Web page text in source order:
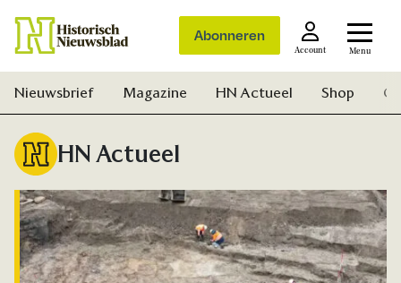
Abonneren
Account Menu
Nieuwsbrief Magazine HN Actueel Shop
HN Actueel